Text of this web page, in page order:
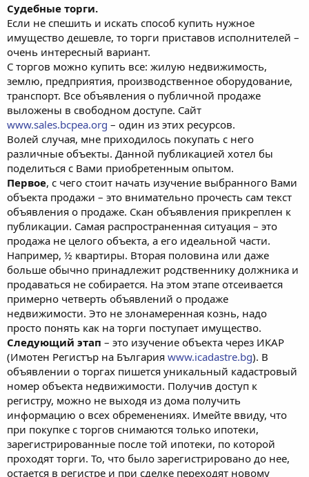
Судебные торги.
Если не спешить и искать способ купить нужное
имущество дешевле, то торги приставов исполнителей –
очень интересный вариант.
С торгов можно купить все: жилую недвижимость,
землю, предприятия, производственное оборудование,
транспорт. Все объявления о публичной продаже
выложены в свободном доступе. Сайт
www.sales.bcpea.org – один из этих ресурсов.
Волей случая, мне приходилось покупать с него
различные объекты. Данной публикацией хотел бы
поделиться с Вами приобретенным опытом.
Первое, с чего стоит начать изучение выбранного Вами
объекта продажи – это внимательно прочесть сам текст
объявления о продаже. Скан объявления прикреплен к
публикации. Самая распространенная ситуация – это
продажа не целого объекта, а его идеальной части.
Например, ½ квартиры. Вторая половина или даже
больше обычно принадлежит родственнику должника и
продаваться не собирается. На этом этапе отсеивается
примерно четверть объявлений о продаже
недвижимости. Это не злонамеренная кознь, надо
просто понять как на торги поступает имущество.
Следующий этап – это изучение объекта через ИКАР
(Имотен Регистър на България www.icadastre.bg). В
объявлении о торгах пишется уникальный кадастровый
номер объекта недвижимости. Получив доступ к
регистру, можно не выходя из дома получить
информацию о всех обременениях. Имейте ввиду, что
при покупке с торгов снимаются только ипотеки,
зарегистрированные после той ипотеки, по которой
проходят торги. То, что было зарегистрировано до нее,
остается в регистре и при сделке переходят новому